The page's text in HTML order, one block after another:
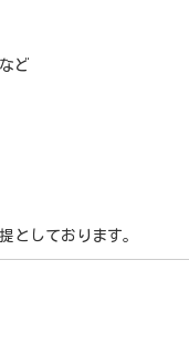
ど
としております。